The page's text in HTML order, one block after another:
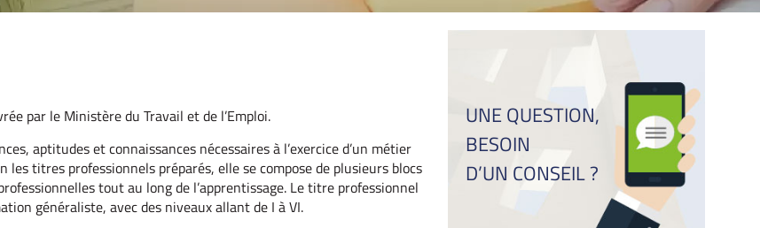
par le Ministère du Travail et de l’Emploi.
aptitudes et connaissances nécessaires à l’exercice d’un métier
titres professionnels préparés, elle se compose de plusieurs blocs
tout au long de l’apprentissage. Le titre professionnel
généraliste, avec des niveaux allant de I à VI.
UNE QUESTION,
BESOIN
D’UN CONSEIL ?